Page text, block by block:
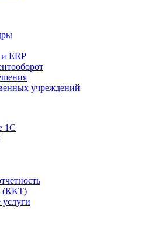
ERP
учреждений
1С
(ККТ)
услуги